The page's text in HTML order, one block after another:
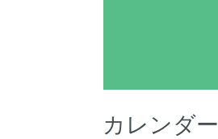
カレンダー